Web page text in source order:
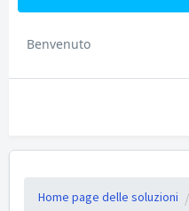
Benvenuto
Home page delle soluzioni